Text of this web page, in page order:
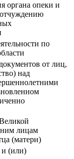
органа опеки и
отчуждению
по
от лиц,
над
лицам
(матери)
и (или)